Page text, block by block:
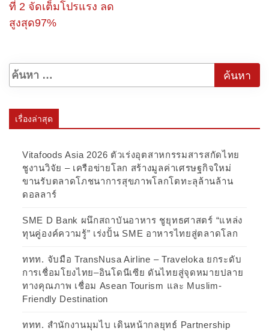
ที่ 2 จัดเต็มโปรแรง ลด
สูงสุด97%
เรื่องล่าสุด
Vitafoods Asia 2026 ตัวเร่งอุตสาหกรรมสารสกัดไทย
ชูงานวิจัย – เครือข่ายโลก สร้างมูลค่าเศรษฐกิจใหม่
ขานรับตลาดโภชนาการสุขภาพโลกโตทะลุล้านล้าน
ดอลลาร์
SME D Bank ผนึกสถาบันอาหาร ชูยุทธศาสตร์ “แหล่ง
ทุนคู่องค์ความรู้” เร่งปั้น SME อาหารไทยสู่ตลาดโลก
ททท. จับมือ TransNusa Airline – Traveloka ยกระดับ
การเชื่อมโยงไทย–อินโดนีเซีย ดันไทยสู่จุดหมายปลาย
ทางคุณภาพ เชื่อม Asean Tourism และ Muslim-
Friendly Destination
ททท. สำนักงานมุมไบ เดินหน้ากลยุทธ์ Partnership